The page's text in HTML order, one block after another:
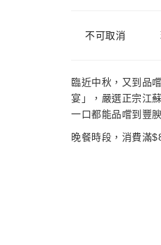
不可取消
臨近中秋，又到品
宴」，嚴選正宗江
一口都能品嚐到豐
晚餐時段，消費滿